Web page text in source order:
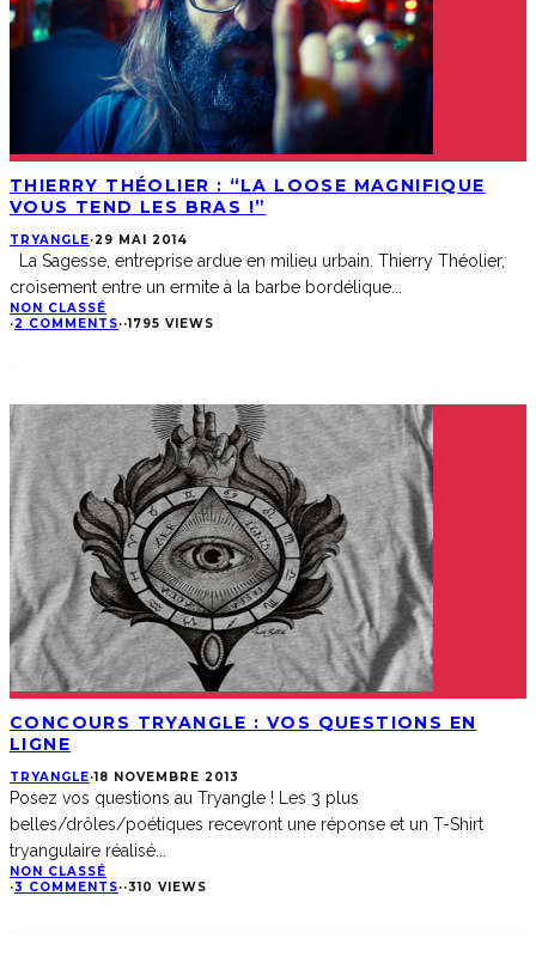
THIERRY THÉOLIER : “LA LOOSE MAGNIFIQUE
VOUS TEND LES BRAS !”
TRYANGLE·29 MAI 2014
La Sagesse, entreprise ardue en milieu urbain. Thierry Théolier,
croisement entre un ermite à la barbe bordélique
NON CLASSÉ
·2 COMMENTS··1795 VIEWS
CONCOURS TRYANGLE : VOS QUESTIONS EN
LIGNE
TRYANGLE·18 NOVEMBRE 2013
Posez vos questions au Tryangle ! Les 3 plus
belles/drôles/poétiques recevront une réponse et un T-Shirt
tryangulaire réalisé
NON CLASSÉ
·3 COMMENTS··310 VIEWS